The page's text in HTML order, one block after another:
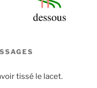
tissé le lacet.